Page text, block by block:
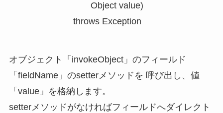
                               Object value)
                        throws Exception
オブジェクト「invokeObject」のフィールド
「fieldName」のsetterメソッドを 呼び出し、値
「value」を格納します。
setterメソッドがなければフィールドへダイレクト